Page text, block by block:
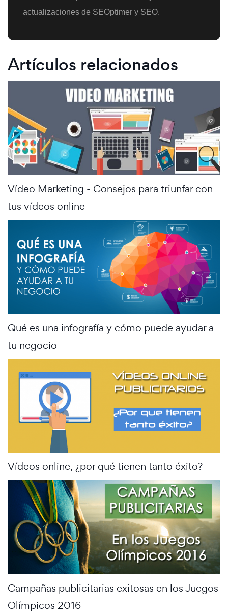
actualizaciones de SEOptimer y SEO.
Artículos relacionados
Vídeo Marketing - Consejos para triunfar con
tus vídeos online
Qué es una infografía y cómo puede ayudar a
tu negocio
Vídeos online, ¿por qué tienen tanto éxito?
Campañas publicitarias exitosas en los Juegos
Olímpicos 2016